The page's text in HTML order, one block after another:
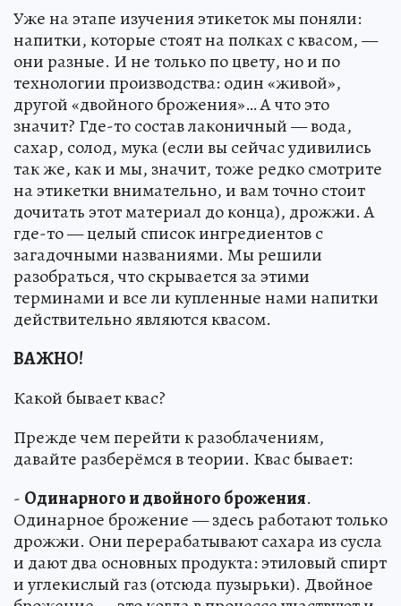
Уже на этапе изучения этикеток мы поняли:
напитки, которые стоят на полках с квасом, —
они разные. И не только по цвету, но и по
технологии производства: один «живой»,
другой «двойного брожения»… А что это
значит? Где-то состав лаконичный — вода,
сахар, солод, мука (если вы сейчас удивились
так же, как и мы, значит, тоже редко смотрите
на этикетки внимательно, и вам точно стоит
дочитать этот материал до конца), дрожжи. А
где-то — целый список ингредиентов с
загадочными названиями. Мы решили
разобраться, что скрывается за этими
терминами и все ли купленные нами напитки
действительно являются квасом.
ВАЖНО!
Какой бывает квас?
Прежде чем перейти к разоблачениям,
давайте разберёмся в теории. Квас бывает:
- Одинарного и двойного брожения.
Одинарное брожение — здесь работают только
дрожжи. Они перерабатывают сахара из сусла
и дают два основных продукта: этиловый спирт
и углекислый газ (отсюда пузырьки). Двойное